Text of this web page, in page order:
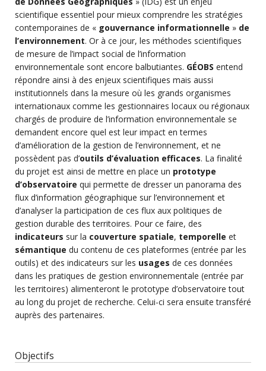
scientifique essentiel pour mieux comprendre les stratégies
contemporaines de « gouvernance informationnelle » de
l’environnement. Or à ce jour, les méthodes scientifiques
de mesure de l’impact social de l’information
environnementale sont encore balbutiantes. GÉOBS entend
répondre ainsi à des enjeux scientifiques mais aussi
institutionnels dans la mesure où les grands organismes
internationaux comme les gestionnaires locaux ou régionaux
chargés de produire de l’information environnementale se
demandent encore quel est leur impact en termes
d’amélioration de la gestion de l’environnement, et ne
possèdent pas d’outils d’évaluation efficaces. La finalité
du projet est ainsi de mettre en place un prototype
d’observatoire qui permette de dresser un panorama des
flux d’information géographique sur l’environnement et
d’analyser la participation de ces flux aux politiques de
gestion durable des territoires. Pour ce faire, des
indicateurs sur la couverture spatiale, temporelle et
sémantique du contenu de ces plateformes (entrée par les
outils) et des indicateurs sur les usages de ces données
dans les pratiques de gestion environnementale (entrée par
les territoires) alimenteront le prototype d’observatoire tout
au long du projet de recherche. Celui-ci sera ensuite transféré
auprès des partenaires.
Objectifs